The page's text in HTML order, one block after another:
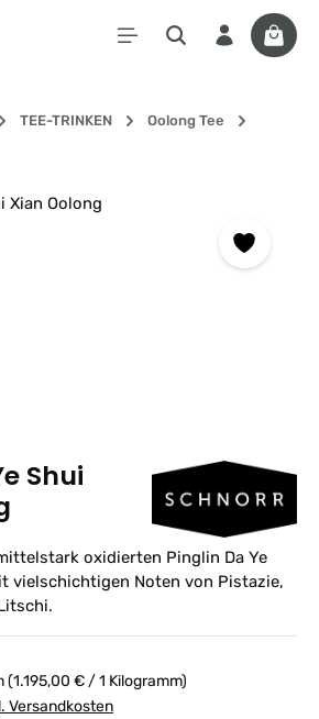
TEE-TRINKEN
Oolong Tee
Shui
oxidierten Pinglin Da Ye
vielschichtigen Noten von Pistazie,
(1.195,00 € / 1 Kilogramm)
Versandkosten